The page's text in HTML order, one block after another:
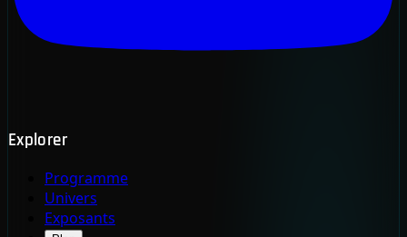
Explorer
Programme
Univers
Exposants